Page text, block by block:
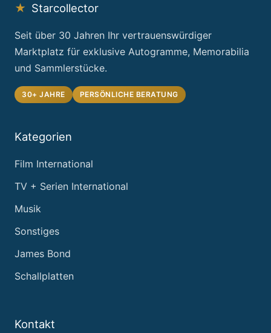
★ Starcollector
Seit über 30 Jahren Ihr vertrauenswürdiger
Marktplatz für exklusive Autogramme, Memorabilia
und Sammlerstücke.
30+ JAHRE PERSÖNLICHE BERATUNG
Kategorien
Film International
TV + Serien International
Musik
Sonstiges
James Bond
Schallplatten
Kontakt